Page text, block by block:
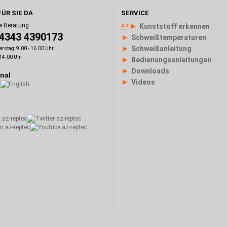
SIE DA
Beratung
4390173
9.00 - 16.00 Uhr
Uhr
SERVICE
► Kunststoff erkennen
► Schweißtemperaturen
► Schweißanleitung
► Bedienungsanleitungen
► Downloads
► Videos